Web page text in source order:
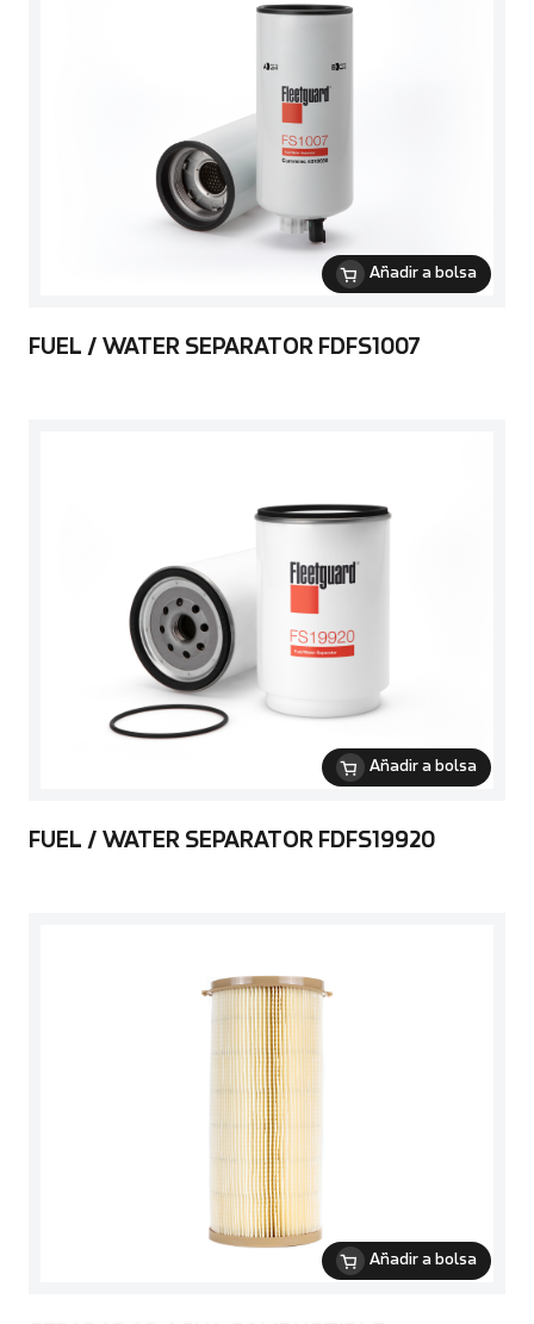
Añadir a bolsa
FUEL / WATER SEPARATOR FDFS1007
Añadir a bolsa
FUEL / WATER SEPARATOR FDFS19920
Añadir a bolsa